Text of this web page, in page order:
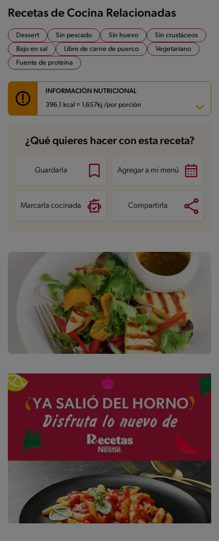
Recetas de Cocina Relacionadas
Dessert Sin pescado Sin huevo
Sin crustáceos
Bajo en sal
Libre de carne de puerco
Vegetariano
Fuente de proteina
INFORMACIÓN NUTRICIONAL
396.1 kcal = 1,657kj /por porción
Carbohidratos 52.5 g
Energía 396.1 kcal
Proteína
Grasas saturadas 5.9 g
¿Qué quieres hacer con esta receta?
Guardarla Agregar a mi menú
Marcarla cocinada Compartirla